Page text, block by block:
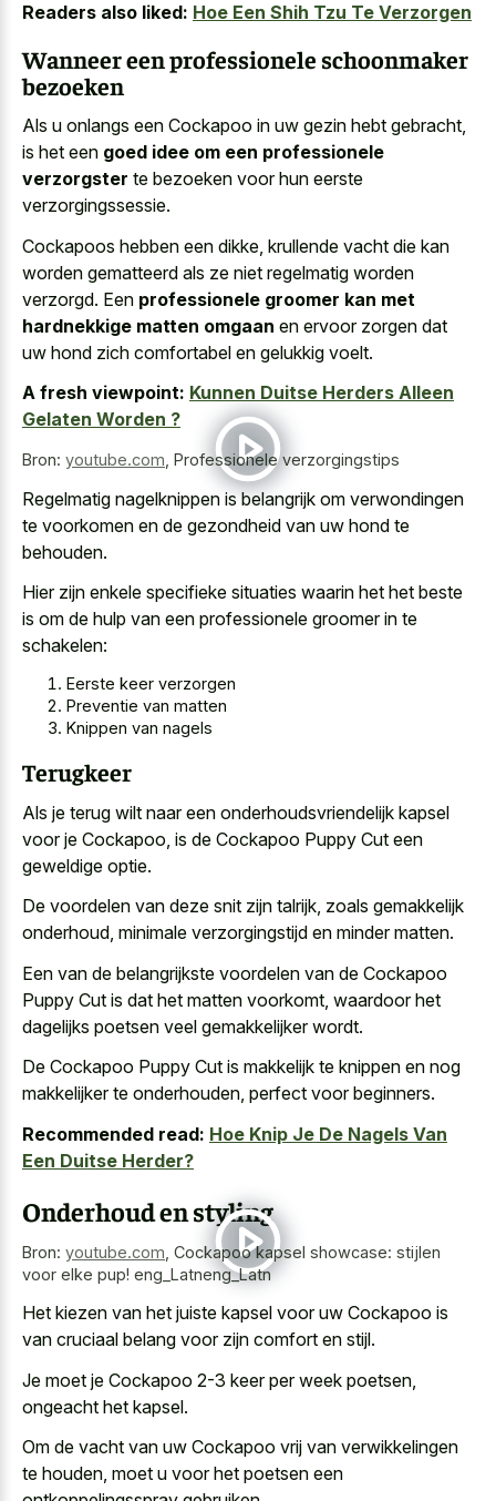
Readers also liked: Hoe Een Shih Tzu Te Verzorgen
Wanneer een professionele schoonmaker
bezoeken
Als u onlangs een Cockapoo in uw gezin hebt gebracht,
is het een goed idee om een professionele
verzorgster te bezoeken voor hun eerste
verzorgingssessie.
Cockapoos hebben een dikke, krullende vacht die kan
worden gematteerd als ze niet regelmatig worden
verzorgd. Een professionele groomer kan met
hardnekkige matten omgaan en ervoor zorgen dat
uw hond zich comfortabel en gelukkig voelt.
A fresh viewpoint: Kunnen Duitse Herders Alleen
Gelaten Worden ?
Bron: youtube.com, Professionele verzorgingstips
Regelmatig nagelknippen is belangrijk om verwondingen
te voorkomen en de gezondheid van uw hond te
behouden.
Hier zijn enkele specifieke situaties waarin het het beste
is om de hulp van een professionele groomer in te
schakelen:
Eerste keer verzorgen
Preventie van matten
Knippen van nagels
Terugkeer
Als je terug wilt naar een onderhoudsvriendelijk kapsel
voor je Cockapoo, is de Cockapoo Puppy Cut een
geweldige optie.
De voordelen van deze snit zijn talrijk, zoals gemakkelijk
onderhoud, minimale verzorgingstijd en minder matten.
Een van de belangrijkste voordelen van de Cockapoo
Puppy Cut is dat het matten voorkomt, waardoor het
dagelijks poetsen veel gemakkelijker wordt.
De Cockapoo Puppy Cut is makkelijk te knippen en nog
makkelijker te onderhouden, perfect voor beginners.
Recommended read: Hoe Knip Je De Nagels Van
Een Duitse Herder?
Onderhoud en styling
Bron: youtube.com Cockapoo kapsel showcase: stijlen
voor elke pup! eng_Latn️eng_Latn
Het kiezen van het juiste kapsel voor uw Cockapoo is
van cruciaal belang voor zijn comfort en stijl.
Je moet je Cockapoo 2-3 keer per week poetsen,
ongeacht het kapsel.
Om de vacht van uw Cockapoo vrij van verwikkelingen
te houden, moet u voor het poetsen een